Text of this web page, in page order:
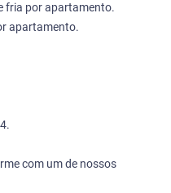
fria por apartamento.
apartamento.
com um de nossos